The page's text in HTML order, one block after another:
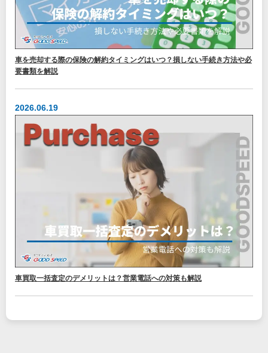
車を売却する際の保険の解約タイミングはいつ？損しない手続き方法や必
要書類を解説
2026.06.19
車買取一括査定のデメリットは？営業電話への対策も解説